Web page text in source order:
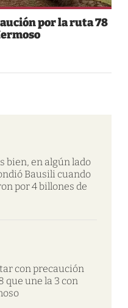
por la ruta 78
bien, en algún lado
Bausili cuando
por 4 billones de
con precaución
que une la 3 con